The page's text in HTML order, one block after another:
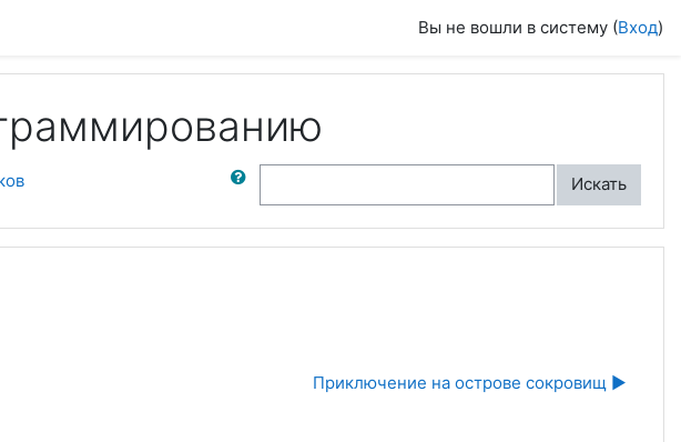
Вы не вошли в систему (Вход)
Поиск по форумам
Искать
Приключение на острове сокровищ ▶︎